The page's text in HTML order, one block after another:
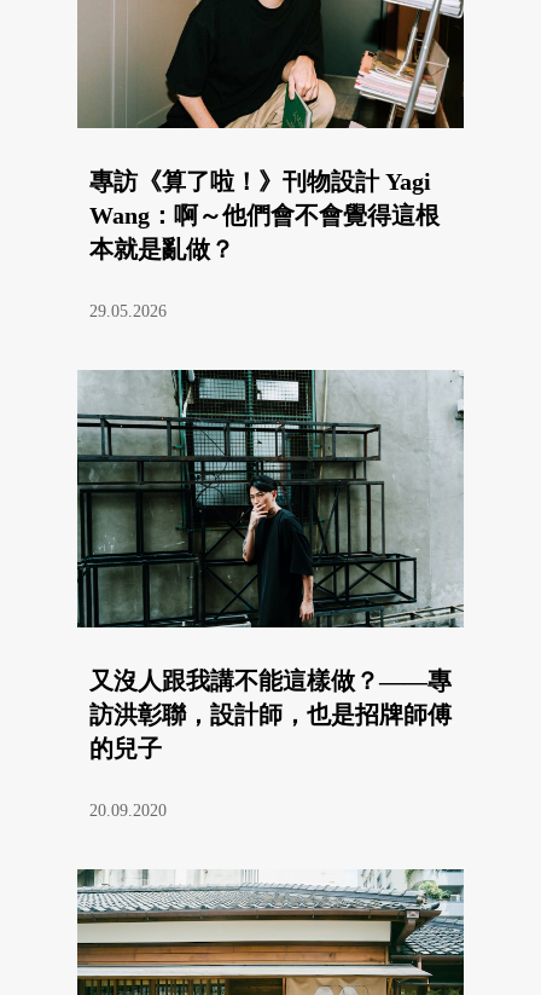
專訪《算了啦！》刊物設計 Yagi
Wang：啊～他們會不會覺得這根
本就是亂做？
29.05.2026
又沒人跟我講不能這樣做？——專
訪洪彰聯，設計師，也是招牌師傅
的兒子
20.09.2020